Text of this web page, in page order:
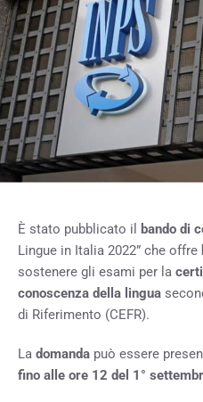
È stato pubblicato il bando di
Lingue in Italia 2022” che offre
sostenere gli esami per la
conoscenza della lingua
di Riferimento (CEFR).
La domanda può essere
fino alle ore 12 del 1°